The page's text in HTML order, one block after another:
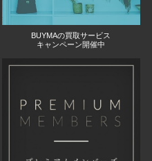
BUYMAの買取サービス
キャンペーン開催中